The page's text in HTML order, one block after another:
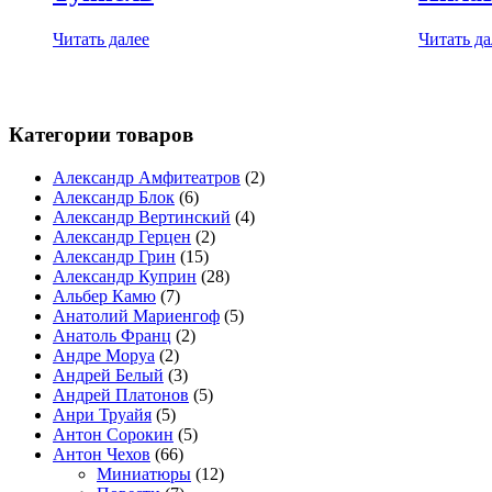
Читать далее Читать
Категории товаров
Александр Амфитеатров (2)
Александр Блок (6)
Александр Вертинский (4)
Александр Герцен (2)
Александр Грин (15)
Александр Куприн (28)
Альбер Камю (7)
Анатолий Мариенгоф (5)
Анатоль Франц (2)
Андре Моруа (2)
Андрей Белый (3)
Андрей Платонов (5)
Анри Труайя (5)
Антон Сорокин (5)
Антон Чехов (66)
Миниатюры (12)